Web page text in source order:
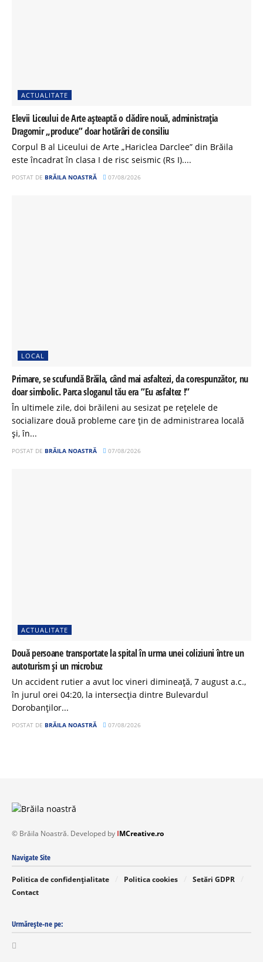
ACTUALITATE
Elevii Liceului de Arte așteaptă o clădire nouă, administrația
Dragomir „produce” doar hotărâri de consiliu
Corpul B al Liceului de Arte „Hariclea Darclee” din Brăila
este încadrat în clasa I de risc seismic (Rs I)....
POSTAT DE BRĂILA NOASTRĂ 07/08/2026
LOCAL
Primare, se scufundă Brăila, când mai asfaltezi, da corespunzător, nu
doar simbolic. Parca sloganul tău era ”Eu asfaltez !”
În ultimele zile, doi brăileni au sesizat pe rețelele de
socializare două probleme care țin de administrarea locală
și, în...
POSTAT DE BRĂILA NOASTRĂ 07/08/2026
ACTUALITATE
Două persoane transportate la spital în urma unei coliziuni între un
autoturism și un microbuz
Un accident rutier a avut loc vineri dimineață, 7 august a.c.,
în jurul orei 04:20, la intersecția dintre Bulevardul
Dorobanților...
POSTAT DE BRĂILA NOASTRĂ 07/08/2026
© Brăila Noastră. Developed by IMCreative.ro
Navigate Site
Politica de confidențialitate Politica cookies
Setări GDPR
Contact
Urmărește-ne pe: